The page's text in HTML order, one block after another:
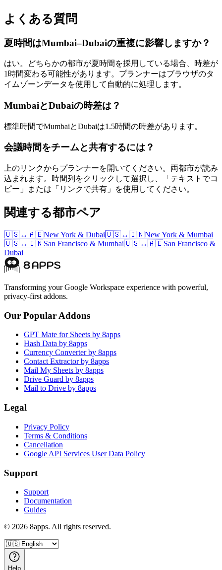
よくある質問
夏時間はMumbai–Dubaiの重複に影響しますか？
はい。どちらかの都市が夏時間を採用している場合、時差が
1時間変わる可能性があります。プランナーはブラウザのタ
イムゾーンデータを使用して自動的に処理します。
MumbaiとDubaiの時差は？
標準時間でMumbaiとDubaiは1.5時間の時差があります。
会議時間をチームと共有するには？
上のリンクからプランナーを開いてください。両都市が読み
込まれます。時間列をクリックして選択し、「テキストでコ
ピー」または「リンクで共有」を使用してください。
関連する都市ペア
🇺🇸↔🇦🇪New York & Dubai🇺🇸↔🇮🇳New York & Mumbai
🇺🇸↔🇮🇳San Francisco & Mumbai🇺🇸↔🇦🇪San Francisco &
Dubai
Transforming your Google Workspace experience with powerful,
privacy-first addons.
Our Popular Addons
GPT Mate for Sheets by 8apps
Hash Data by 8apps
Currency Converter by 8apps
Contact Extractor by 8apps
Mail My Sheets by 8apps
Drive Guard by 8apps
Mail to Drive by 8apps
Legal
Privacy Policy
Terms & Conditions
Cancellation
Google API Services User Data Policy
Support
Support
Documentation
Guides
© 2026 8apps. All rights reserved.
Help